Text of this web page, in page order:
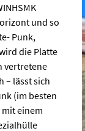
und so
Punk,
die Platte
vertretene
– lässt sich
(im besten
einem